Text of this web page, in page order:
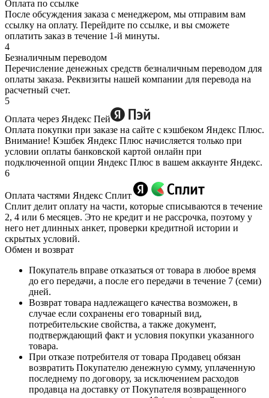
Оплата по ссылке
После обсуждения заказа с менеджером, мы отправим вам
ссылку на оплату. Перейдите по ссылке, и вы сможете
оплатить заказ в течение 1-й минуты.
4
Безналичным переводом
Перечисление денежных средств безналичным переводом для
оплаты заказа. Реквизиты нашей компании для перевода на
расчетный счет.
5
Оплата через Яндекс Пей
Оплата покупки при заказе на сайте с кэшбеком Яндекс Плюс.
Внимание! Кэшбек Яндекс Плюс начисляется только при
условии оплаты банковской картой онлайн при
подключенной опции Яндекс Плюс в вашем аккаунте Яндекс.
6
Оплата частями Яндекс Сплит
Сплит делит оплату на части, которые списываются в течение
2, 4 или 6 месяцев. Это не кредит и не рассрочка, поэтому у
него нет длинных анкет, проверки кредитной истории и
скрытых условий.
Обмен и возврат
Покупатель вправе отказаться от товара в любое время
до его передачи, а после его передачи в течение 7 (семи)
дней.
Возврат товара надлежащего качества возможен, в
случае если сохранены его товарный вид,
потребительские свойства, а также документ,
подтверждающий факт и условия покупки указанного
товара.
При отказе потребителя от товара Продавец обязан
возвратить Покупателю денежную сумму, уплаченную
последнему по договору, за исключением расходов
продавца на доставку от Покупателя возвращенного